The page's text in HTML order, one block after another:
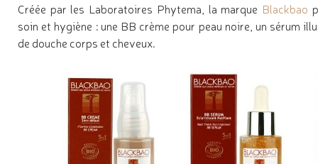
Créée par les Laboratoires Phytema, la marque Blackbao
soin et hygiène : une BB crème pour peau noire, un sérum
de douche corps et cheveux.